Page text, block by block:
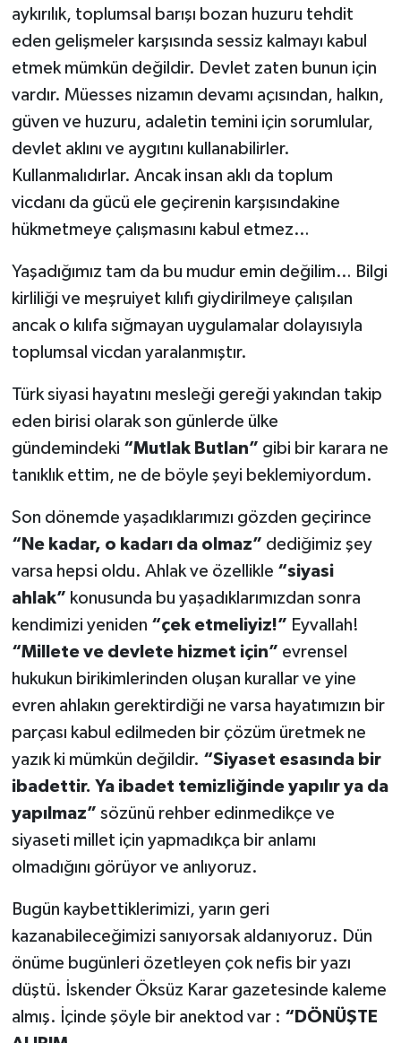
aykırılık, toplumsal barışı bozan huzuru tehdit
eden gelişmeler karşısında sessiz kalmayı kabul
etmek mümkün değildir. Devlet zaten bunun için
vardır. Müesses nizamın devamı açısından, halkın,
güven ve huzuru, adaletin temini için sorumlular,
devlet aklını ve aygıtını kullanabilirler.
Kullanmalıdırlar. Ancak insan aklı da toplum
vicdanı da gücü ele geçirenin karşısındakine
hükmetmeye çalışmasını kabul etmez…
Yaşadığımız tam da bu mudur emin değilim… Bilgi
kirliliği ve meşruiyet kılıfı giydirilmeye çalışılan
ancak o kılıfa sığmayan uygulamalar dolayısıyla
toplumsal vicdan yaralanmıştır.
Türk siyasi hayatını mesleği gereği yakından takip
eden birisi olarak son günlerde ülke
gündemindeki “Mutlak Butlan” gibi bir karara ne
tanıklık ettim, ne de böyle şeyi beklemiyordum.
Son dönemde yaşadıklarımızı gözden geçirince
“Ne kadar, o kadarı da olmaz” dediğimiz şey
varsa hepsi oldu. Ahlak ve özellikle “siyasi
ahlak” konusunda bu yaşadıklarımızdan sonra
kendimizi yeniden “çek etmeliyiz!” Eyvallah!
“Millete ve devlete hizmet için” evrensel
hukukun birikimlerinden oluşan kurallar ve yine
evren ahlakın gerektirdiği ne varsa hayatımızın bir
parçası kabul edilmeden bir çözüm üretmek ne
yazık ki mümkün değildir. “Siyaset esasında bir
ibadettir. Ya ibadet temizliğinde yapılır ya da
yapılmaz” sözünü rehber edinmedikçe ve
siyaseti millet için yapmadıkça bir anlamı
olmadığını görüyor ve anlıyoruz.
Bugün kaybettiklerimizi, yarın geri
kazanabileceğimizi sanıyorsak aldanıyoruz. Dün
önüme bugünleri özetleyen çok nefis bir yazı
düştü. İskender Öksüz Karar gazetesinde kaleme
almış. İçinde şöyle bir anektod var : “DÖNÜŞTE